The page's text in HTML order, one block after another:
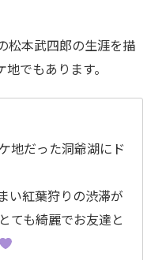
松本武四郎の生涯を描
でもあります。
地だった洞爺湖にド
い紅葉狩りの渋滞が
ても綺麗でお友達と